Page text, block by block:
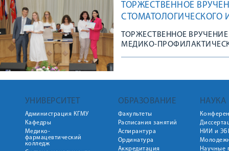
ТОРЖЕСТВЕННОЕ
СТОМАТОЛОГИЧЕСКОГО
ТОРЖЕСТВЕННОЕ
МЕДИКО-
УНИВЕРСИТЕТ
Администрация КГМУ
Кафедры
Медико-
фармацевтический
колледж
ОБРАЗОВАНИЕ
Факультеты
Расписания занятий
Аспирантура
Ординатура
Аккредитация
НАУКА
НИИ и
Научные